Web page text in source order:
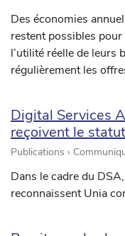
Des économies
restent possibles
l’utilité réelle de leurs
régulièrement les
Digital Services
reçoivent le
Publications ›
Dans le cadre du
reconnaissent Unia